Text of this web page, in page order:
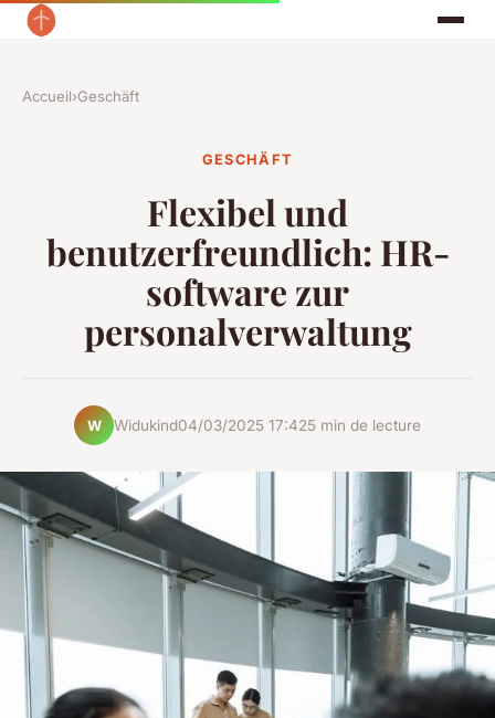
Accueil›Geschäft
GESCHÄFT
Flexibel und
benutzerfreundlich: HR-
software zur
personalverwaltung
W Widukind04/03/2025 17:425 min de lecture